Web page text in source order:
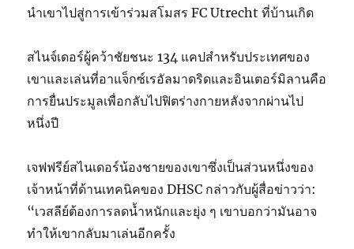
นำเขาไปสู่การเข้าร่วมสโมสร FC Utrecht ที่บ้านเกิด
สไนจ์เดอร์ผู้คว้าชัยชนะ 134 แคปสำหรับประเทศของ
เขาและเล่นที่อาแจ็กซ์เรอัลมาดริดและอินเตอร์มิลานคือ
การยื่นประมูลเพื่อกลับไปฟิตร่างกายหลังจากผ่านไป
หนึ่งปี
เจฟฟรีย์สไนเดอร์น้องชายของเขาซึ่งเป็นส่วนหนึ่งของ
เจ้าหน้าที่ด้านเทคนิคของ DHSC กล่าวกับผู้สื่อข่าวว่า:
“เวสลีย์ต้องการลดน้ำหนักและยุ่ง ๆ เขาบอกว่ามันอาจ
ทำให้เขากลับมาเล่นอีกครั้ง